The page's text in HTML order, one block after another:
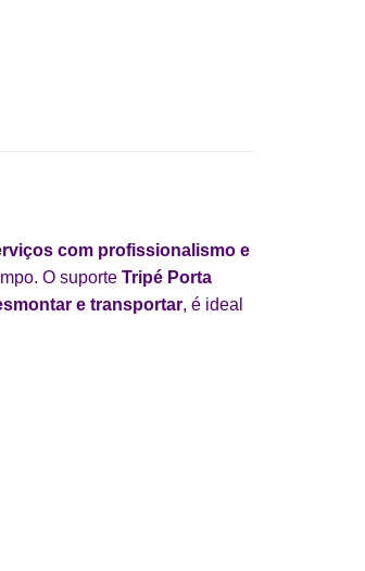
com profissionalismo e
O suporte Tripé Porta
e transportar, é ideal